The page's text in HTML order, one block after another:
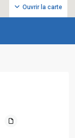
Ouvrir la carte